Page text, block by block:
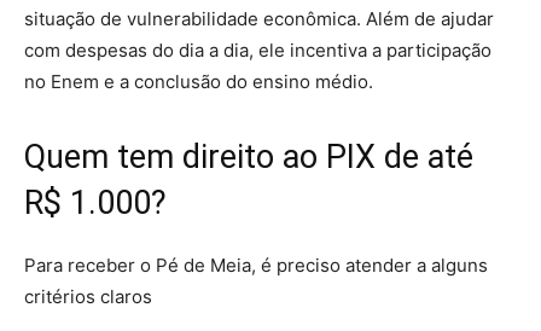
situação de vulnerabilidade econômica. Além de ajudar
com despesas do dia a dia, ele incentiva a participação
no Enem e a conclusão do ensino médio.
Quem tem direito ao PIX de até
R$ 1.000?
Para receber o Pé de Meia, é preciso atender a alguns
critérios claros